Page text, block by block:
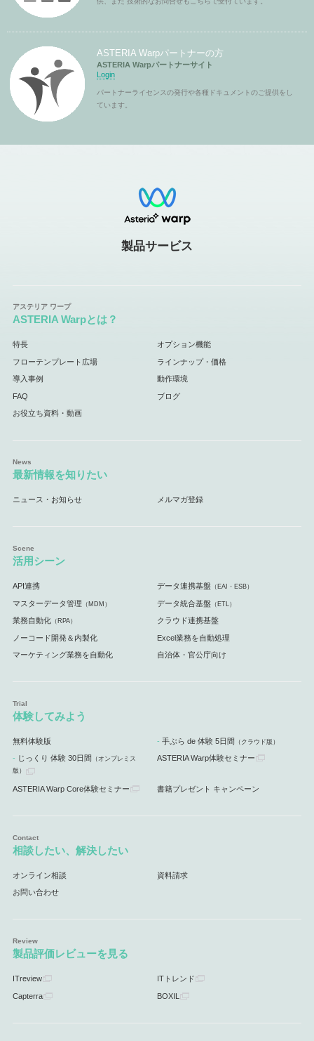
ASTERIA Warpパートナーの方
ASTERIA Warpパートナーサイト
Login
パートナーライセンスの発行や各種ドキュメントのご提供をし
ています。
製品サービス
ASTERIA Warpとは？
特長 オプション機能
フローテンプレート広場 ラインナップ・価格
導入事例 動作環境
FAQ ブログ
お役立ち資料・動画
最新情報を知りたい
ニュース・お知らせ メルマガ登録
活用シーン
API連携 データ連携基盤 （EAI・ESB）
マスターデータ管理 （MDM） データ統合基盤 （ETL）
業務自動化（RPA） クラウド連携基盤
ノーコード開発＆内製化 Excel業務を自動処理
マーケティング業務を自動化 自治体・官公庁向け
体験してみよう
無料体験版 手ぶら de 体験 5日間 （クラウド版）
じっくり 体験 30日間 （オンプレミス
版）
ASTERIA Warp体験セミナー
ASTERIA Warp Core体験セミナー 書籍プレゼント キャンペーン
相談したい、解決したい
オンライン相談 資料請求
お問い合わせ
製品評価レビューを見る
ITreview ITトレンド
Capterra BOXIL